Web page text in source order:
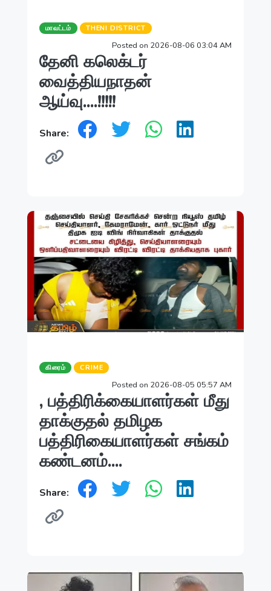
மாவட்டம் THENI DISTRICT
Posted on 2026-08-06 03:04 AM
தேனி கலெக்டர்
வைத்தியநாதன்
ஆய்வு....!!!!!
Share:
கிரைம் CRIME
Posted on 2026-08-05 05:57 AM
, பத்திரிக்கையாளர்கள் மீது
தாக்குதல் தமிழக
பத்திரிகையாளர்கள் சங்கம்
கண்டனம்....
Share: